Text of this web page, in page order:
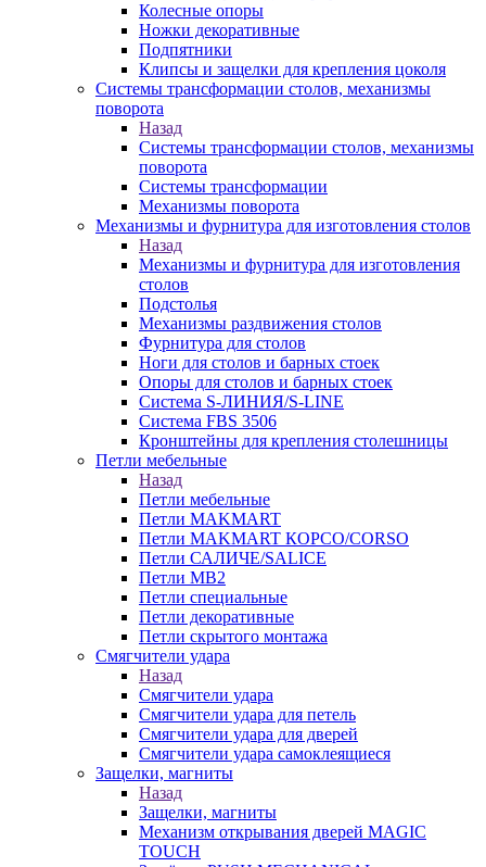
Колесные опоры
Ножки декоративные
Подпятники
Клипсы и защелки для крепления цоколя
Системы трансформации столов, механизмы
поворота
Назад
Системы трансформации столов, механизмы
поворота
Системы трансформации
Механизмы поворота
Механизмы и фурнитура для изготовления столов
Назад
Механизмы и фурнитура для изготовления
столов
Подстолья
Механизмы раздвижения столов
Фурнитура для столов
Ноги для столов и барных стоек
Опоры для столов и барных стоек
Система S-ЛИНИЯ/S-LINE
Система FBS 3506
Кронштейны для крепления столешницы
Петли мебельные
Назад
Петли мебельные
Петли MAKMART
Петли MAKMART КОРСО/CORSO
Петли САЛИЧЕ/SALICE
Петли MB2
Петли специальные
Петли декоративные
Петли скрытого монтажа
Смягчители удара
Назад
Смягчители удара
Смягчители удара для петель
Смягчители удара для дверей
Cмягчители удара самоклеящиеся
Защелки, магниты
Назад
Защелки, магниты
Механизм открывания дверей MAGIC
TOUCH